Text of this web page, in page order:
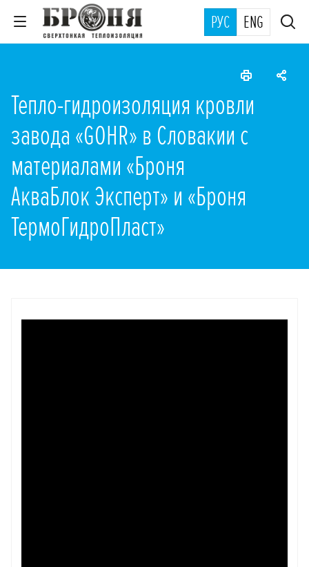
РУС ENG
Тепло-гидроизоляция кровли
завода «GOHR» в Словакии с
материалами «Броня
АкваБлок Эксперт» и «Броня
ТермоГидроПласт»